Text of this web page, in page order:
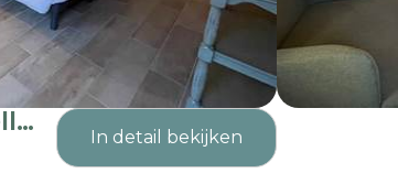
In detail bekijken